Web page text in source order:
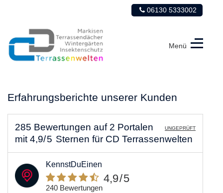
06130 5333002
Menü
Erfahrungsberichte unserer Kunden
UNGEPRÜFT
285 Bewertungen auf 2 Portalen
mit4,9/5 Sternen für CD Terrassenwelten
KennstDuEinen
4,9/5
240 Bewertungen